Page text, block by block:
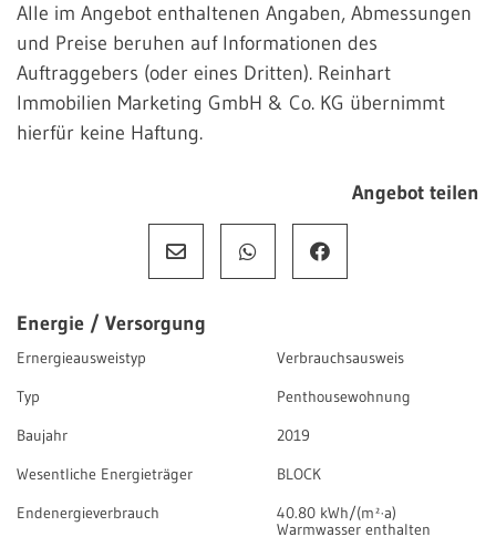
Alle im Angebot enthaltenen Angaben, Abmessungen
und Preise beruhen auf Informationen des
Auftraggebers (oder eines Dritten). Reinhart
Immobilien Marketing GmbH & Co. KG übernimmt
hierfür keine Haftung.
Angebot teilen
Energie / Versorgung
Ernergieausweistyp
Verbrauchsausweis
Typ
Penthousewohnung
Baujahr
2019
Wesentliche Energieträger
BLOCK
Endenergieverbrauch
40.80 kWh/(m²·a)
Warmwasser enthalten